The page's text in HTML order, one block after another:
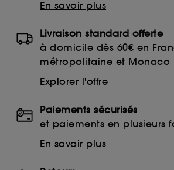
En savoir plus
Livraison standard offerte
à domicile dès 60€ en
métropolitaine et Monaco
Explorer l'offre
Paiements sécurisés
et paiements en plusieurs
En savoir plus